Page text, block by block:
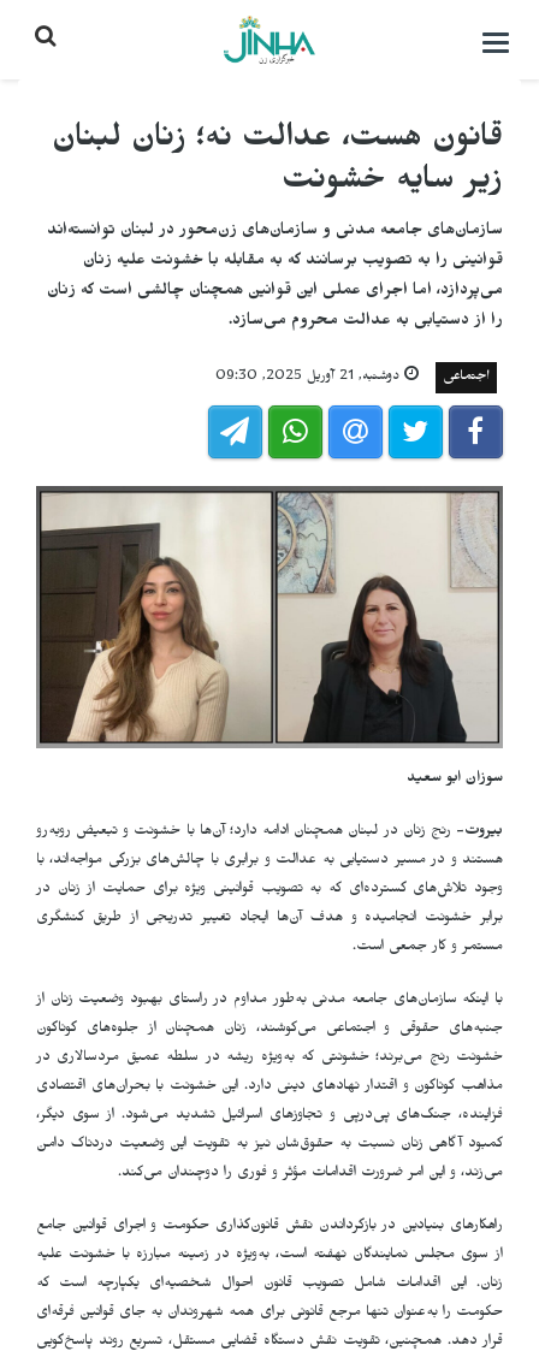
باز
بستن
قانون هست، عدالت نه؛ زنان لبنان
زیر سایه خشونت
سازمان‌های جامعه مدنی و سازمان‌های زن‌محور در لبنان توانسته‌اند
قوانینی را به تصویب برسانند که به مقابله با خشونت علیه زنان
می‌پردازد، اما اجرای عملی این قوانین همچنان چالشی است که زنان
را از دستیابی به عدالت محروم می‌سازد.
اجتماعی دوشنبه, 21 آوریل 2025, 09:30
سوزان ابو سعيد
بیروت- رنج زنان در لبنان همچنان ادامه دارد؛ آن‌ها با خشونت و تبعیض روبه‌رو
هستند و در مسیر دستیابی به عدالت و برابری با چالش‌های بزرگی مواجه‌اند، با
وجود تلاش‌های گسترده‌ای که به تصویب قوانینی ویژه برای حمایت از زنان در
برابر خشونت انجامیده و هدف آن‌ها ایجاد تغییر تدریجی از طریق کنشگری
مستمر و کار جمعی است.
با اینکه سازمان‌های جامعه مدنی به‌طور مداوم در راستای بهبود وضعیت زنان از
جنبه‌های حقوقی و اجتماعی می‌کوشند، زنان همچنان از جلوه‌های گوناگون
خشونت رنج می‌برند؛ خشونتی که به‌ویژه ریشه در سلطه عمیق مردسالاری در
مذاهب گوناگون و اقتدار نهادهای دینی دارد. این خشونت با بحران‌های اقتصادی
فزاینده، جنگ‌های پی‌درپی و تجاوزهای اسرائیل تشدید می‌شود. از سوی دیگر،
کمبود آگاهی زنان نسبت به حقوق‌شان نیز به تقویت این وضعیت دردناک دامن
می‌زند، و این امر ضرورت اقدامات مؤثر و فوری را دوچندان می‌کند.
راهکارهای بنیادین در بازگرداندن نقش قانون‌گذاری حکومت و اجرای قوانین جامع
از سوی مجلس نمایندگان نهفته است، به‌ویژه در زمینه مبارزه با خشونت علیه
زنان. این اقدامات شامل تصویب قانون احوال شخصیه‌ای یکپارچه است که
حکومت را به‌عنوان تنها مرجع قانونی برای همه شهروندان به جای قوانین فرقه‌ای
قرار دهد. همچنین، تقویت نقش دستگاه قضایی مستقل، تسریع روند پاسخ‌گویی